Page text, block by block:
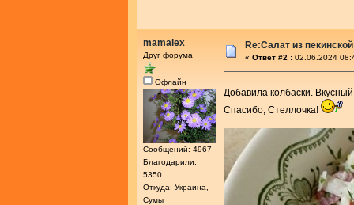
mamalex
Друг форума
Офлайн
Сообщений: 4967
Благодарили:
5350
Откуда: Украина,
Сумы
Re:Салат из
« Ответ #2 : 02.06.2024
Добавила колбаски.
Спасибо, Стеллочка!